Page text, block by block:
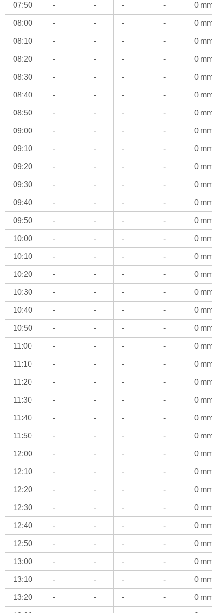
07:50 - - - - 0 mm
08:00 - - - - 0 mm
08:10 - - - - 0 mm
08:20 - - - - 0 mm
08:30 - - - - 0 mm
08:40 - - - - 0 mm
08:50 - - - - 0 mm
09:00 - - - - 0 mm
09:10 - - - - 0 mm
09:20 - - - - 0 mm
09:30 - - - - 0 mm
09:40 - - - - 0 mm
09:50 - - - - 0 mm
10:00 - - - - 0 mm
10:10 - - - - 0 mm
10:20 - - - - 0 mm
10:30 - - - - 0 mm
10:40 - - - - 0 mm
10:50 - - - - 0 mm
11:00 - - - - 0 mm
11:10 - - - - 0 mm
11:20 - - - - 0 mm
11:30 - - - - 0 mm
11:40 - - - - 0 mm
11:50 - - - - 0 mm
12:00 - - - - 0 mm
12:10 - - - - 0 mm
12:20 - - - - 0 mm
12:30 - - - - 0 mm
12:40 - - - - 0 mm
12:50 - - - - 0 mm
13:00 - - - - 0 mm
13:10 - - - - 0 mm
13:20 - - - - 0 mm